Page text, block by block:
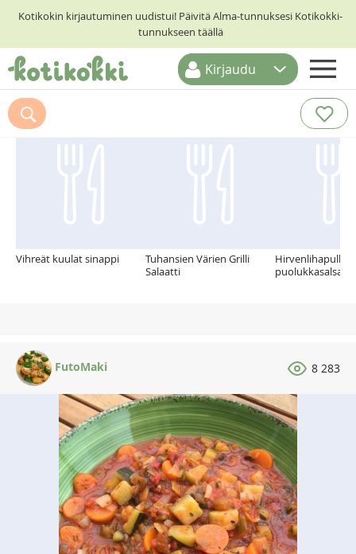
Kotikokin kirjautuminen uudistui! Päivitä Alma-tunnuksesi Kotikokki-
tunnukseen täällä
ETUSIVU
RESEPTIHAKU
Kirjaudu
Suosittelemme myös
Vihreät kuulat sinappi
Tuhansien Värien Grilli
Salaatti
Hirvenlihapullat,
puolukkasalsa
FutoMaki 8 283